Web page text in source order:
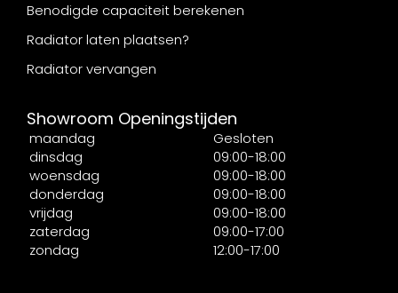
Benodigde capaciteit berekenen
Radiator laten plaatsen?
Radiator vervangen
Showroom Openingstijden
maandag
Gesloten
dinsdag
09:00-18:00
woensdag
09:00-18:00
donderdag
09:00-18:00
vrijdag
09:00-18:00
zaterdag
09:00-17:00
zondag
12:00-17:00